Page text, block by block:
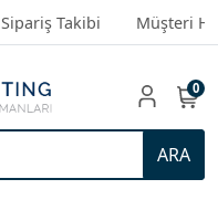
Sipariş Takibi Müşteri
ARA
0